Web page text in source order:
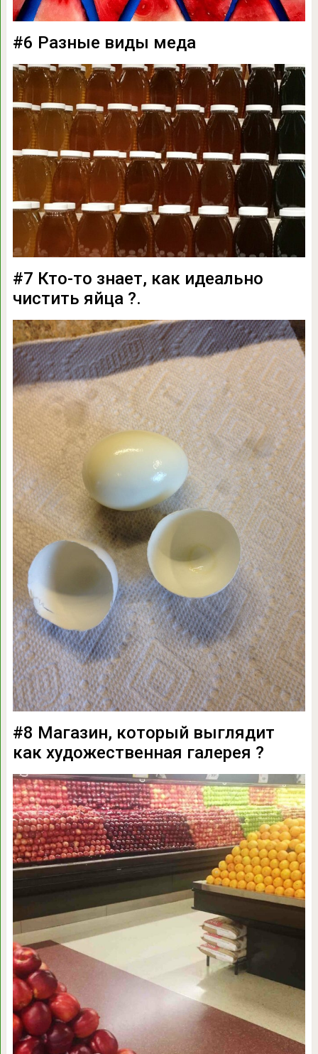
#6 Разные виды меда
#7 Кто-то знает, как идеально
чистить яйца ?.
#8 Магазин, который выглядит
как художественная галерея ?